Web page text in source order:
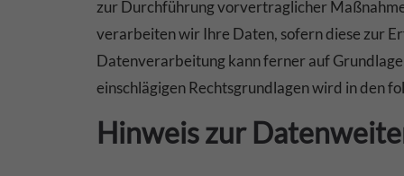
zur Durchführung vorvertraglicher
verarbeiten wir Ihre Daten, sofern diese zur
Datenverarbeitung kann ferner auf
einschlägigen Rechtsgrundlagen wird in den
Hinweis zur